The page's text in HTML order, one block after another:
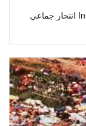
انتحار جماعي Instagram Posts Photos And Videos Picuki